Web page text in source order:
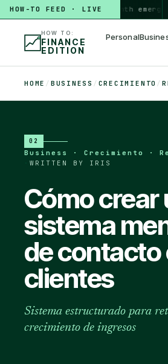
HOW-TO FEED · LIVE
HOW TO build a 3-month emergency
HOW TO:
FINANCE
EDITION
Personal
HOME / BUSINESS / CRECIMIENTO /
02
Business · Crecimiento ·
WRITTEN BY IRIS
Cómo crear
sistema
de contacto
clientes
Sistema estructurado para
crecimiento de ingresos